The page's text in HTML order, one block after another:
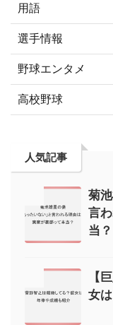
用語
選手情報
野球エンタメ
高校野球
人気記事
菊
言
当？
【
女